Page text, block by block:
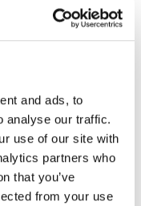
and ads, to
analyse our traffic.
use of our site with
partners who
that you’ve
from your use
del lavoro
inglese
di acconsentire